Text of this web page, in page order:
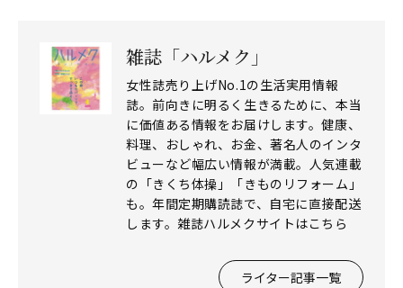
雑誌「ハルメク」
女性誌売り上げNo.1の生活実用情報
誌。前向きに明るく生きるために、本当
に価値ある情報をお届けします。健康、
料理、おしゃれ、お金、著名人のインタ
ビューなど幅広い情報が満載。人気連載
の「きくち体操」「きものリフォーム」
も。年間定期購読誌で、自宅に直接配送
します。雑誌ハルメクサイトはこちら
ライター記事一覧